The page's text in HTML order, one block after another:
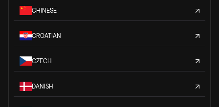
CHINESE
CROATIAN
CZECH
DANISH